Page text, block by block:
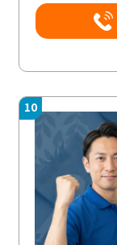
10